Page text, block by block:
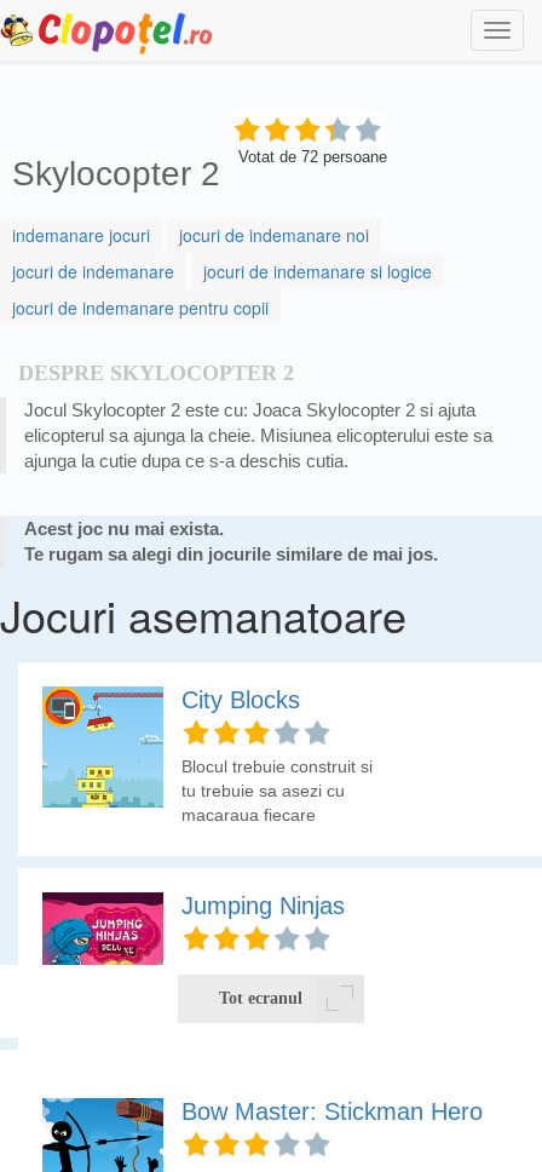
Skylocopter 2 Votat de 72 persoane
indemanare jocuri
jocuri de indemanare noi
jocuri de indemanare
jocuri de indemanare si logice
jocuri de indemanare pentru copii
DESPRE SKYLOCOPTER 2
Jocul Skylocopter 2 este cu: Joaca Skylocopter 2 si ajuta
elicopterul sa ajunga la cheie. Misiunea elicopterului este sa
ajunga la cutie dupa ce s-a deschis cutia.
Acest joc nu mai exista.
Te rugam sa alegi din jocurile similare de mai jos.
Jocuri asemanatoare
City Blocks
Blocul trebuie construit si
tu trebuie sa asezi cu
macaraua fiecare
Jumping Ninjas
Ajuta luptatorul ninja sa
colecteze saculetii cu
bani si fereste-l de
Bow Master: Stickman Hero
Tot ecranul
Manevrezi cu SAGETILE elicopterul. Cu tasta SPACE arunci
bombe. Obiectivul este sa colectezi cheia si apoi sa ajungi la
cutie. Pentru bonus colecteaza si diamantele rosii.